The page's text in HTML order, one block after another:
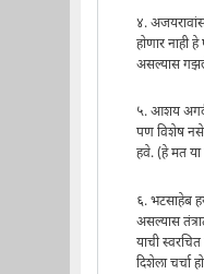
४.
होणार नाही
असल्यास
५. आशय
पण विशेष
हवे. (हे मत
६. भटसाहेब
असल्यास
याची
दिशेला चर्चा